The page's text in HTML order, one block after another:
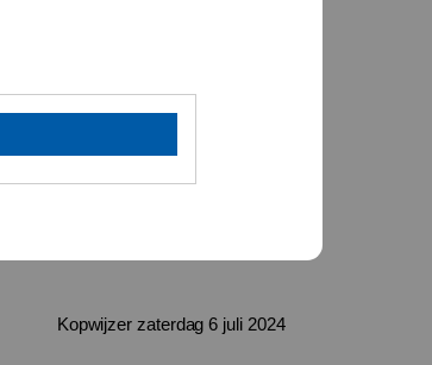
Kopwijzer zaterdag 6 juli 2024